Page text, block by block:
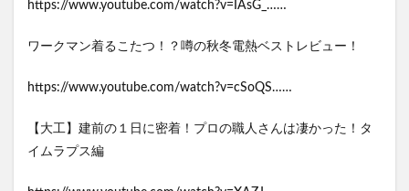
https://www.youtube.com/watch?v=IAsG_……
ワークマン着るこたつ！？噂の秋冬電熱ベストレビュー！
https://www.youtube.com/watch?v=cSoQS……
【大工】建前の１日に密着！プロの職人さんは凄かった！タ
イムラプス編